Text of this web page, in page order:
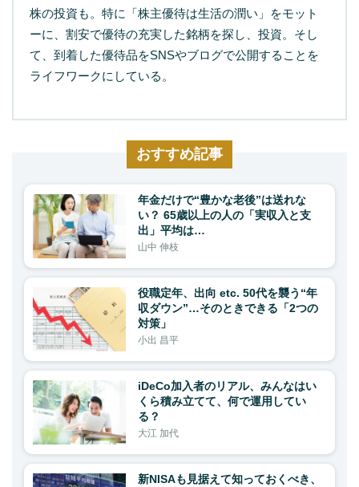
株の投資も。特に「株主優待は生活の潤い」をモット
ーに、割安で優待の充実した銘柄を探し、投資。そし
て、到着した優待品をSNSやブログで公開することを
ライフワークにしている。
おすすめ記事
年金だけで“豊かな老後”は送れな
い？ 65歳以上の人の「実収入と支
出」平均は…
山中 伸枝
役職定年、出向 etc. 50代を襲う“年
収ダウン”…そのときできる「2つの
対策」
小出 昌平
iDeCo加入者のリアル、みんなはい
くら積み立てて、何で運用してい
る？
大江 加代
新NISAも見据えて知っておくべき、